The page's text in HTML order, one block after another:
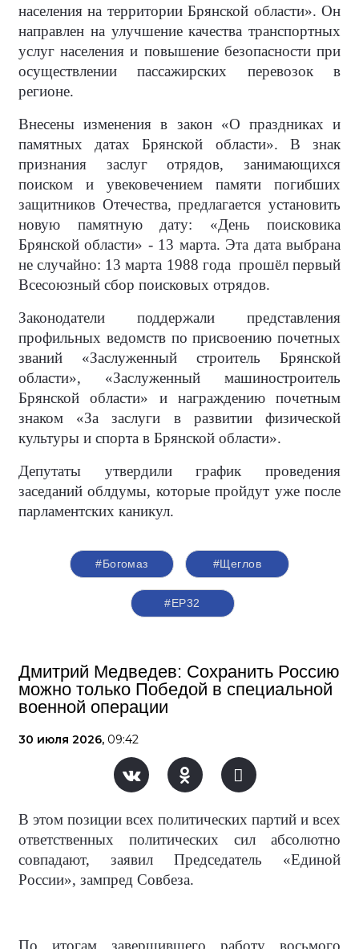
населения на территории Брянской области». Он
направлен на улучшение качества транспортных
услуг населения и повышение безопасности при
осуществлении пассажирских перевозок в
регионе.
Внесены изменения в закон «О праздниках и
памятных датах Брянской области». В знак
признания заслуг отрядов, занимающихся
поиском и увековечением памяти погибших
защитников Отечества, предлагается установить
новую памятную дату: «День поисковика
Брянской области» - 13 марта. Эта дата выбрана
не случайно: 13 марта 1988 года прошёл первый
Всесоюзный сбор поисковых отрядов.
Законодатели поддержали представления
профильных ведомств по присвоению почетных
званий «Заслуженный строитель Брянской
области», «Заслуженный машиностроитель
Брянской области» и награждению почетным
знаком «За заслуги в развитии физической
культуры и спорта в Брянской области».
Депутаты утвердили график проведения
заседаний облдумы, которые пройдут уже после
парламентских каникул.
#Богомаз #Щеглов
#ЕР32
Дмитрий Медведев: Сохранить Россию
можно только Победой в специальной
военной операции
30 июля 2026, 09:42
В этом позиции всех политических партий и всех
ответственных политических сил абсолютно
совпадают, заявил Председатель «Единой
России», зампред Совбеза.
По итогам завершившего работу восьмого